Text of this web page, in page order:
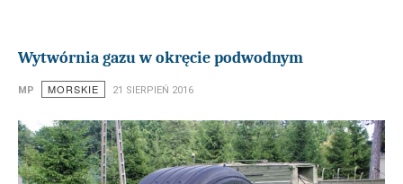
Wytwórnia gazu w okręcie podwodnym
MP MORSKIE 21 SIERPIEŃ 2016